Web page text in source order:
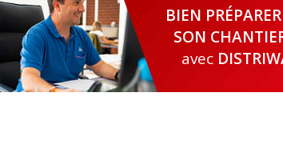
BIEN PRÉPARER
SON
avec